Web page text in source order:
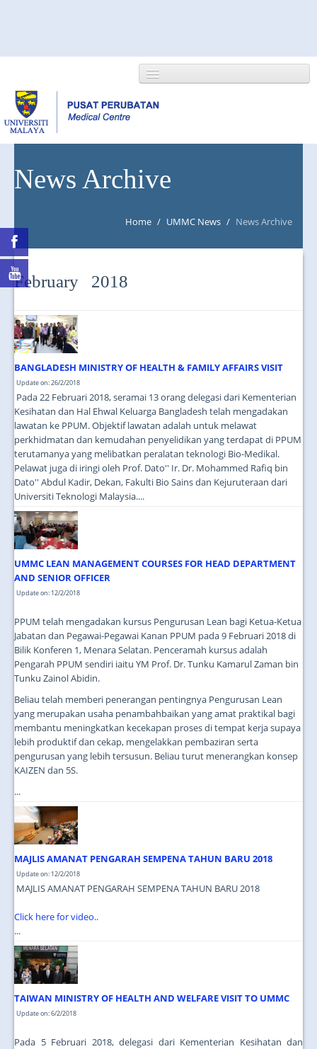
NEWS/EVENTS
News Archive
Home / UMMC News / News Archive
February 2018
BANGLADESH MINISTRY OF HEALTH & FAMILY AFFAIRS VISIT
Update on: 26/2/2018
Pada 22 Februari 2018, seramai 13 orang delegasi dari Kementerian
Kesihatan dan Hal Ehwal Keluarga Bangladesh telah mengadakan
lawatan ke PPUM. Objektif lawatan adalah untuk melawat
perkhidmatan dan kemudahan penyelidikan yang terdapat di PPUM
terutamanya yang melibatkan peralatan teknologi Bio-Medikal.
Pelawat juga di iringi oleh Prof. Dato'' Ir. Dr. Mohammed Rafiq bin
Dato'' Abdul Kadir, Dekan, Fakulti Bio Sains dan Kejuruteraan dari
Universiti Teknologi Malaysia....
UMMC LEAN MANAGEMENT COURSES FOR HEAD DEPARTMENT
AND SENIOR OFFICER
Update on: 12/2/2018
PPUM telah mengadakan kursus Pengurusan Lean bagi Ketua-Ketua
Jabatan dan Pegawai-Pegawai Kanan PPUM pada 9 Februari 2018 di
Bilik Konferen 1, Menara Selatan. Penceramah kursus adalah
Pengarah PPUM sendiri iaitu YM Prof. Dr. Tunku Kamarul Zaman bin
Tunku Zainol Abidin.
Beliau telah memberi penerangan pentingnya Pengurusan Lean
yang merupakan usaha penambahbaikan yang amat praktikal bagi
membantu meningkatkan kecekapan proses di tempat kerja supaya
lebih produktif dan cekap, mengelakkan pembaziran serta
pengurusan yang lebih tersusun. Beliau turut menerangkan konsep
KAIZEN dan 5S.
...
MAJLIS AMANAT PENGARAH SEMPENA TAHUN BARU 2018
Update on: 12/2/2018
MAJLIS AMANAT PENGARAH SEMPENA TAHUN BARU 2018
Click here for video..
...
TAIWAN MINISTRY OF HEALTH AND WELFARE VISIT TO UMMC
Update on: 6/2/2018
Pada 5 Februari 2018, delegasi dari Kementerian Kesihatan dan